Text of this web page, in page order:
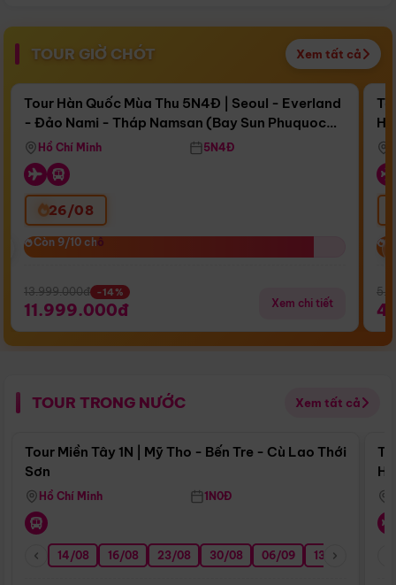
TOUR GIỜ CHÓT Xem tất cả
Còn16 ngày 10:50:05
Bay Sun Phuquoc Airways
Điểm nổi bật
Tour Hàn Quốc Mùa Thu 5N4Đ | Seoul - Everland
- Đảo Nami - Tháp Namsan (Bay Sun Phuquoc
Airways)
Hồ Chí Minh 5N4Đ
26/08
Còn 9/10 chỗ
Còn 9/10 chỗ
13.999.000đ -14%
11.999.000đ Xem chi tiết
TOUR TRONG NƯỚC Xem tất cả
Điểm nổi bật
Tour Miền Tây 1N | Mỹ Tho - Bến Tre - Cù Lao Thới
Sơn
Hồ Chí Minh 1N0Đ
14/08 16/08 23/08 30/08 06/09 13/09